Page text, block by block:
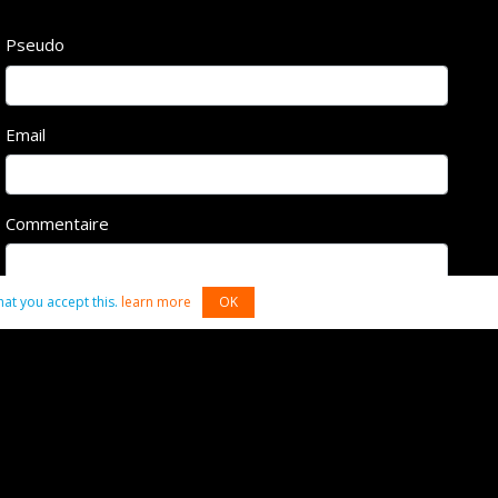
Pseudo
Email
Commentaire
you accept this. learn more OK